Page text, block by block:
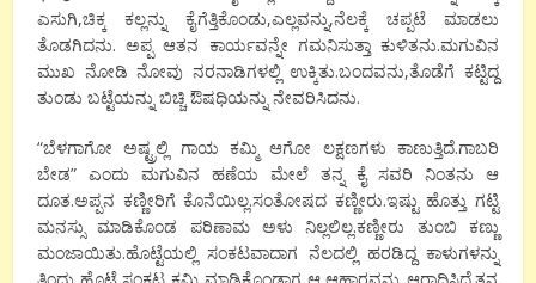
ಎಸುಗಿ,ಚಿಕ್ಕ ಕಲ್ಲನ್ನು ಕೈಗೆತ್ತಿಕೊಂಡು,ಎಲ್ಲವನ್ನು,ನೆಲಕ್ಕೆ ಚಪ್ಪಟೆ ಮಾಡಲು
ತೊಡಗಿದನು. ಅಪ್ಪ ಆತನ ಕಾರ್ಯವನ್ನೇ ಗಮನಿಸುತ್ತಾ ಕುಳಿತನು.ಮಗುವಿನ
ಮುಖ ನೋಡಿ ನೋವು ನರನಾಡಿಗಳಲ್ಲಿ ಉಕ್ಕಿತು.ಬಂದವನು,ತೊಡೆಗೆ ಕಟ್ಟಿದ್ದ
ತುಂಡು ಬಟ್ಟೆಯನ್ನು ಬಿಚ್ಚಿ ಔಷಧಿಯನ್ನು ನೇವರಿಸಿದನು.
“ಬೆಳಗಾಗೋ ಅಷ್ಟ್ರಲ್ಲಿ ಗಾಯ ಕಮ್ಮಿ ಆಗೋ ಲಕ್ಷಣಗಳು ಕಾಣುತ್ತಿದೆ.ಗಾಬರಿ
ಬೇಡ” ಎಂದು ಮಗುವಿನ ಹಣೆಯ ಮೇಲೆ ತನ್ನ ಕೈ ಸವರಿ ನಿಂತನು ಆ
ದೂತ.ಅಪ್ಪನ ಕಣ್ಣೀರಿಗೆ ಕೊನೆಯಿಲ್ಲ.ಸಂತೋಷದ ಕಣ್ಣೀರು.ಇಷ್ಟು ಹೊತ್ತು ಗಟ್ಟಿ
ಮನಸ್ಸು ಮಾಡಿಕೊಂಡ ಪರಿಣಾಮ ಅಳು ನಿಲ್ಲಲಿಲ್ಲ.ಕಣ್ಣೀರು ತುಂಬಿ ಕಣ್ಣು
ಮಂಜಾಯಿತು.ಹೊಟ್ಟೆಯಲ್ಲಿ ಸಂಕಟವಾದಾಗ ನೆಲದಲ್ಲಿ ಹರಡಿದ್ದ ಕಾಳುಗಳನ್ನು
ತಿಂದು ಹೊಟ್ಟೆ ಸಂಕಟ ಕಮ್ಮಿ ಮಾಡಿಕೊಂಡಾಗ ಆ ಆಹಾರವನ್ನು ಆರಾಧಿಸಿದೆ.ತನ್ನ